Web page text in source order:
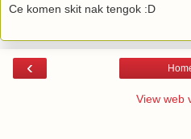
Ce komen skit nak tengok :D
‹
View web